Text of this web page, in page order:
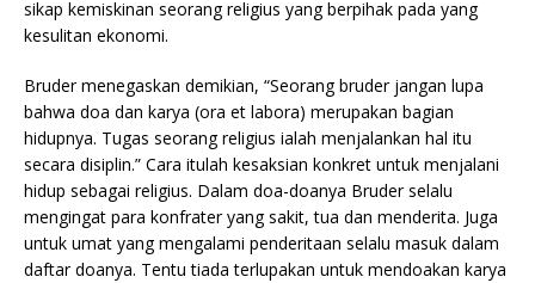
sikap kemiskinan seorang religius yang berpihak pada yang
kesulitan ekonomi.
Bruder menegaskan demikian, “Seorang bruder jangan lupa
bahwa doa dan karya (ora et labora) merupakan bagian
hidupnya. Tugas seorang religius ialah menjalankan hal itu
secara disiplin.” Cara itulah kesaksian konkret untuk menjalani
hidup sebagai religius. Dalam doa-doanya Bruder selalu
mengingat para konfrater yang sakit, tua dan menderita. Juga
untuk umat yang mengalami penderitaan selalu masuk dalam
daftar doanya. Tentu tiada terlupakan untuk mendoakan karya